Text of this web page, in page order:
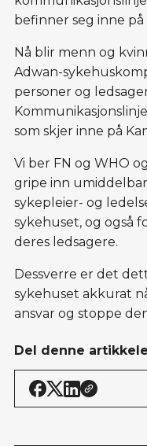
befinner seg inne på
Nå blir menn og
Adwan-
personer og
som skjer inne på
Vi ber FN og WHO
gripe inn
sykepleier- og
sykehuset, og også
deres ledsagere.
Dessverre er det
sykehuset akkurat
ansvar og stoppe
Del denne